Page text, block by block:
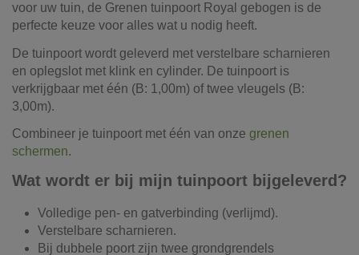
voor uw tuin, de Grenen tuinpoort Royal gebogen is de
perfecte keuze voor alles wat u nodig heeft.
De tuinpoort wordt geleverd met verstelbare scharnieren
en oplegslot met klink en cylinder. De tuinpoort is
verkrijgbaar met één (B: 1,00m) of twee vleugels (B:
3,00m).
Combineer je tuinpoort met één van onze grenen
schermen.
Wat wordt er bij mijn tuinpoort bijgeleverd?
Volledige pen- en gatverbinding (verlijmd).
Verstelbare scharnieren.
Bij dubbele poort zijn twee grondgrendels